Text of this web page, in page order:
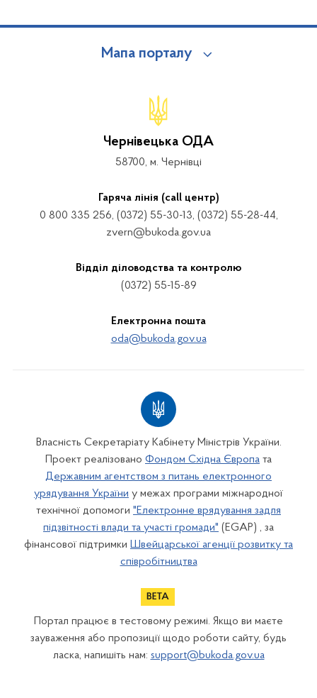
Мапа порталу
Чернівецька ОДА
58700, м. Чернівці
Гаряча лінія (call центр)
0 800 335 256, (0372) 55-30-13, (0372) 55-28-44,
zvern@bukoda.gov.ua
Відділ діловодства та контролю
(0372) 55-15-89
Електронна пошта
oda@bukoda.gov.ua
Власність Секретаріату Кабінету Міністрів України.
Проект реалізовано Фондом Східна Європа та
Державним агентством з питань електронного
урядування України у межах програми міжнародної
технічної допомоги "Електронне врядування задля
підзвітності влади та участі громади" (EGAP) , за
фінансової підтримки Швейцарської агенції розвитку та
співробітництва
Портал працює в тестовому режимі. Якщо ви маєте
зауваження або пропозиції щодо роботи сайту, будь
ласка, напишіть нам: support@bukoda.gov.ua